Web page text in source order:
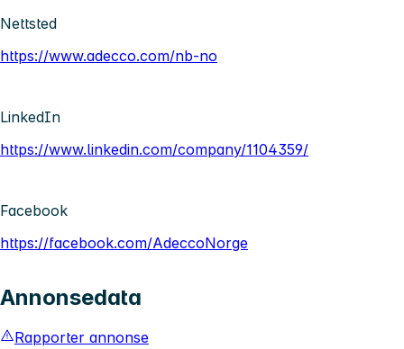
Nettsted
https://www.adecco.com/nb-no
LinkedIn
https://www.linkedin.com/company/1104359/
Facebook
https://facebook.com/AdeccoNorge
Annonsedata
Rapporter annonse